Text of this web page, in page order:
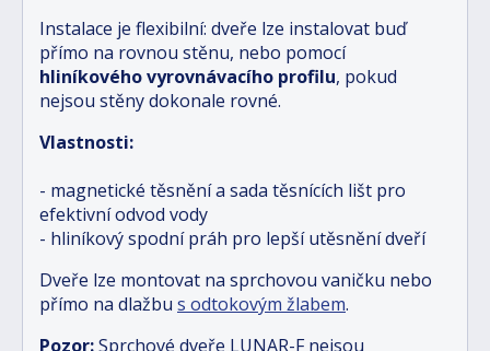
Instalace je flexibilní: dveře lze instalovat buď
přímo na rovnou stěnu, nebo pomocí
hliníkového vyrovnávacího profilu, pokud
nejsou stěny dokonale rovné.
Vlastnosti:
- magnetické těsnění a sada těsnících lišt pro
efektivní odvod vody
- hliníkový spodní práh pro lepší utěsnění dveří
Dveře lze montovat na sprchovou vaničku nebo
přímo na dlažbu s odtokovým žlabem.
Pozor:Sprchové dveře LUNAR-F nejsou